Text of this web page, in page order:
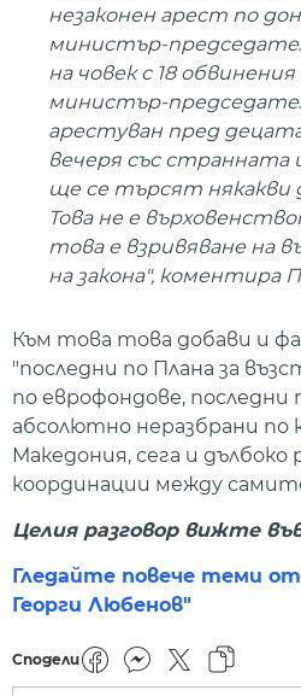
незаконен арест по
министър-
на човек с 18
министър-
арестуван пред
вечеря със странната
ще се търсят някакви
Това не е
това е взривяване на
на закона", коментира
Към това това добави и
"последни по Плана за
по еврофондове, последни
абсолютно неразбрани по
Македония, сега и дълбоко
координации между
Целия разговор вижте
Гледайте повече теми
Георги Любенов"
Сподели